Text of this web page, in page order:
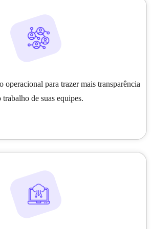
operacional para trazer mais transparência
trabalho de suas equipes.